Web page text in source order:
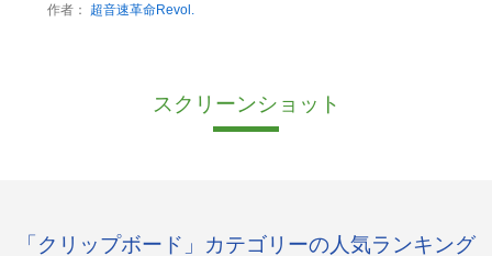
作者：
超音速革命Revol.
スクリーンショット
「クリップボード」カテゴリーの人気ランキング